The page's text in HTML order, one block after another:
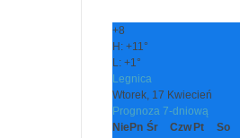
+8
H: +11°
L: +1°
Legnica
Wtorek, 17 Kwiecień
Prognoza 7-dniową
NiePn Śr Czw Pt So